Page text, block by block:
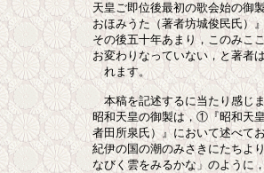
最初の歌会始の御製です
著者坊城俊民氏）』にお
あまり，このみこころは
ていない，と著者は述べ
す。
るに当たり感じました
製は，①『昭和天皇の和
』において述べておられ
のみさきにたちよりてお
るかな」のように，潮岬